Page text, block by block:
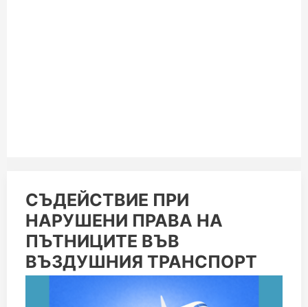
СЪДЕЙСТВИЕ ПРИ
НАРУШЕНИ ПРАВА НА
ПЪТНИЦИТЕ ВЪВ
ВЪЗДУШНИЯ ТРАНСПОРТ
СЪДЕЙСТВИЕ
ПРИ
НАРУШЕНИ
ПРАВА
НА
ПЪТНИЦИТЕ
ВЪВ